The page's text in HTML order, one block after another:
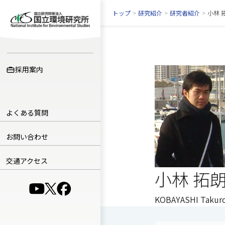
採用案内
よくある質問
お問い合わせ
交通アクセス
（別ウインドウで開きます）
（別ウインドウで開きます）
（別ウインドウで開きます）
トップ > 研究紹介 > 研究者紹介 > 小林
小林 拓朗
KOBAYASHI